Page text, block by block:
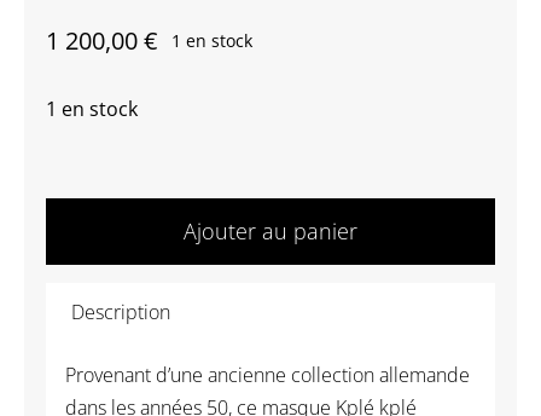
1 200,00€ 1 en stock
1 en stock
de
Baoulé
Ajouter au panier
Description
Provenant d’une ancienne collection allemande
dans les années 50, ce masque Kplé kplé